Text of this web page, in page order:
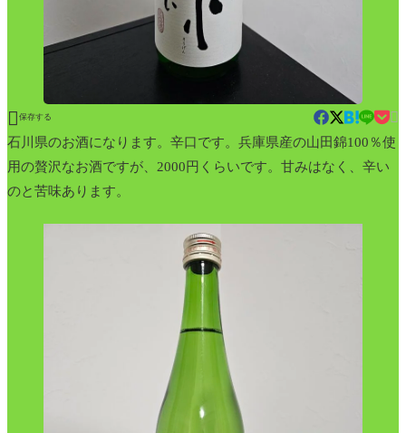
 保存する 
石川県のお酒になります。辛口です。兵庫県産の山田錦100％使
用の贅沢なお酒ですが、2000円くらいです。甘みはなく、辛い
のと苦味あります。